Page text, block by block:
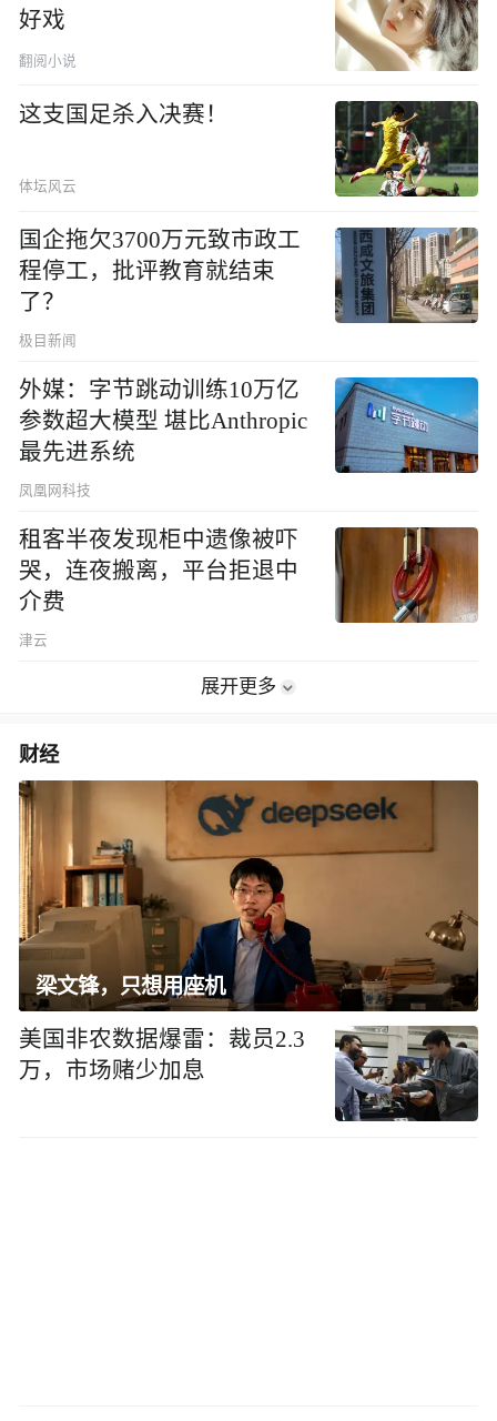
好戏
翻阅小说
这支国足杀入决赛！
体坛风云
国企拖欠3700万元致市政工
程停工，批评教育就结束
了？
极目新闻
外媒：字节跳动训练10万亿
参数超大模型 堪比Anthropic
最先进系统
凤凰网科技
租客半夜发现柜中遗像被吓
哭，连夜搬离，平台拒退中
介费
津云
展开更多
财经
梁文锋，只想用座机
美国非农数据爆雷：裁员2.3
万，市场赌少加息